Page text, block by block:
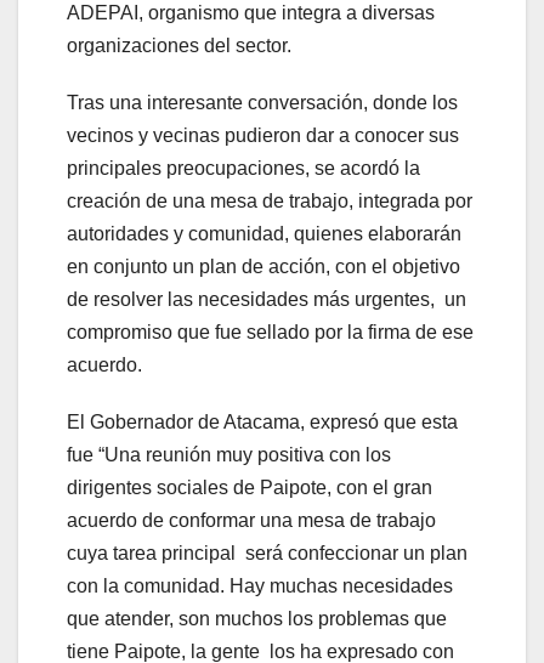
ADEPAI, organismo que integra a diversas
organizaciones del sector.
Tras una interesante conversación, donde los
vecinos y vecinas pudieron dar a conocer sus
principales preocupaciones, se acordó la
creación de una mesa de trabajo, integrada por
autoridades y comunidad, quienes elaborarán
en conjunto un plan de acción, con el objetivo
de resolver las necesidades más urgentes, un
compromiso que fue sellado por la firma de ese
acuerdo.
El Gobernador de Atacama, expresó que esta
fue “Una reunión muy positiva con los
dirigentes sociales de Paipote, con el gran
acuerdo de conformar una mesa de trabajo
cuya tarea principal será confeccionar un plan
con la comunidad. Hay muchas necesidades
que atender, son muchos los problemas que
tiene Paipote, la gente los ha expresado con